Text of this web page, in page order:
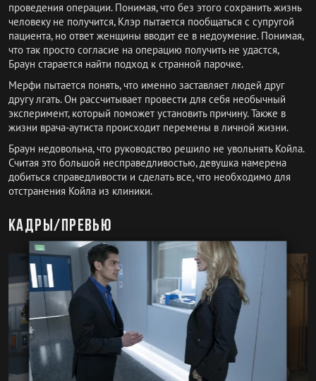
проведения операции. Понимая, что без этого сохранить жизнь
человеку не получится, Клэр пытается пообщаться с супругой
пациента, но ответ женщины вводит ее в недоумение. Понимая,
что так просто согласие на операцию получить не удастся,
Браун старается найти подход к странной парочке.
Мерфи пытается понять, что именно заставляет людей друг
другу лгать. Он рассчитывает провести для себя необычный
эксперимент, который поможет установить причину. Также в
жизни врача-аутиста происходит перемены в личной жизни.
Браун недовольна, что руководство решило не увольнять Койла.
Считая это большой несправедливостью, девушка намерена
добиться справедливости и сделать все, что необходимо для
отстранения Койла из клиники.
Кадры/превью